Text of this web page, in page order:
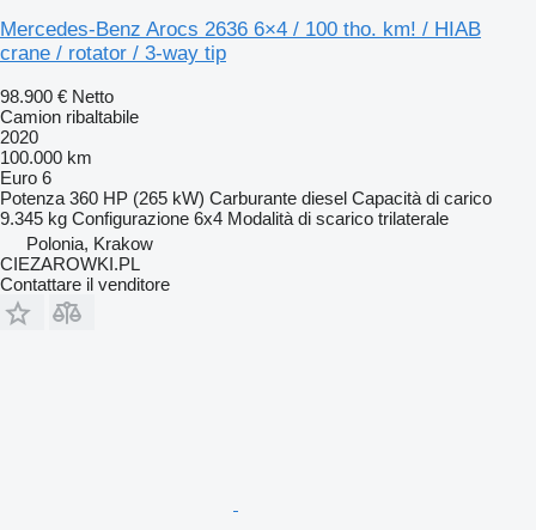
Mercedes-Benz Arocs 2636 6×4 / 100 tho. km! / HIAB
crane / rotator / 3-way tip
98.900 € Netto
Camion ribaltabile
2020
100.000 km
Euro 6
Potenza 360 HP (265 kW) Carburante diesel Capacità di carico
9.345 kg Configurazione 6x4 Modalità di scarico trilaterale
Polonia, Krakow
CIEZAROWKI.PL
Contattare il venditore